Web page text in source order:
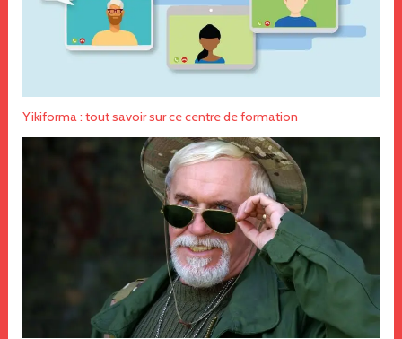
Yikiforma : tout savoir sur ce centre de formation